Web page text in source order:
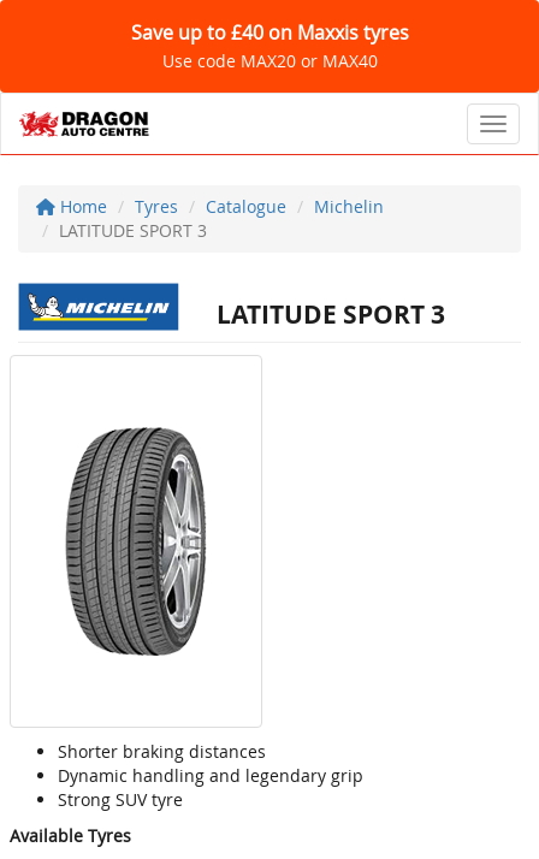
Save up to £40 on Maxxis tyres
Use code MAX20 or MAX40
Home Tyres Catalogue
Michelin
LATITUDE SPORT 3
LATITUDE SPORT 3
Shorter braking distances
Dynamic handling and legendary grip
Strong SUV tyre
Available Tyres